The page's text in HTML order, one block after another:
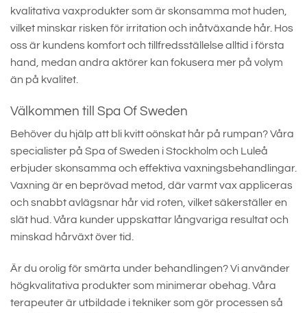
kvalitativa vaxprodukter som är skonsamma mot huden,
vilket minskar risken för irritation och inåtväxande hår. Hos
oss är kundens komfort och tillfredsställelse alltid i första
hand, medan andra aktörer kan fokusera mer på volym
än på kvalitet.
Välkommen till Spa Of Sweden
Behöver du hjälp att bli kvitt oönskat hår på rumpan? Våra
specialister på Spa of Sweden i Stockholm och Luleå
erbjuder skonsamma och effektiva vaxningsbehandlingar.
Vaxning är en beprövad metod, där varmt vax appliceras
och snabbt avlägsnar hår vid roten, vilket säkerställer en
slät hud. Våra kunder uppskattar långvariga resultat och
minskad hårväxt över tid.
Är du orolig för smärta under behandlingen? Vi använder
högkvalitativa produkter som minimerar obehag. Våra
terapeuter är utbildade i tekniker som gör processen så